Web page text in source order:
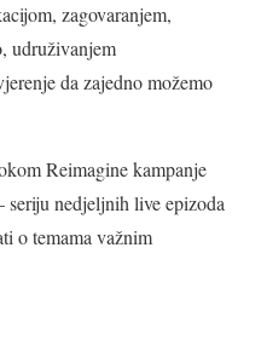
zagovaranjem,
udruživanjem
da zajedno možemo
Reimagine kampanje
nedjeljnih live epizoda
o temama važnim